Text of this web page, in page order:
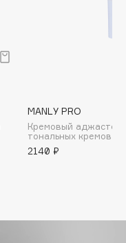
MANLY PRO
Кремовый аджастер
тональных кремов
2140 ₽